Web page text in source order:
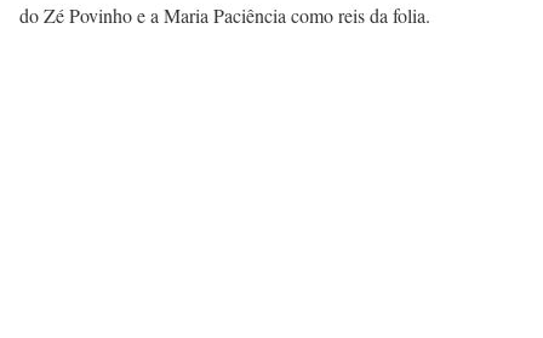
do Zé Povinho e a Maria Paciência como reis da folia.